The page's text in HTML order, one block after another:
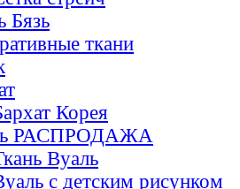
Бязь
ткани
Корея
РАСПРОДАЖА
Вуаль
с детским рисунком